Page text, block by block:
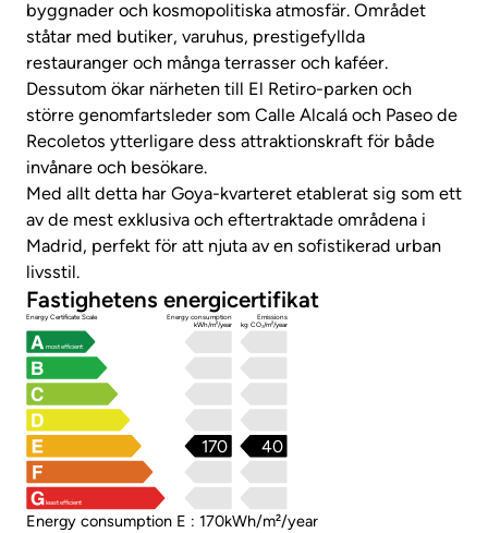
byggnader och kosmopolitiska atmosfär. Området
ståtar med butiker, varuhus, prestigefyllda
restauranger och många terrasser och kaféer.
Dessutom ökar närheten till El Retiro-parken och
större genomfartsleder som Calle Alcalá och Paseo de
Recoletos ytterligare dess attraktionskraft för både
invånare och besökare.
Med allt detta har Goya-kvarteret etablerat sig som ett
av de mest exklusiva och eftertraktade områdena i
Madrid, perfekt för att njuta av en sofistikerad urban
livsstil.
Fastighetens energicertifikat
Energy Certificate Scale
Energy consumption
kWh/m²/year
Emissions
kg CO₂/m²/year
most efficient
least efficient
40
170
Energy consumption E : 170kWh/m²/year